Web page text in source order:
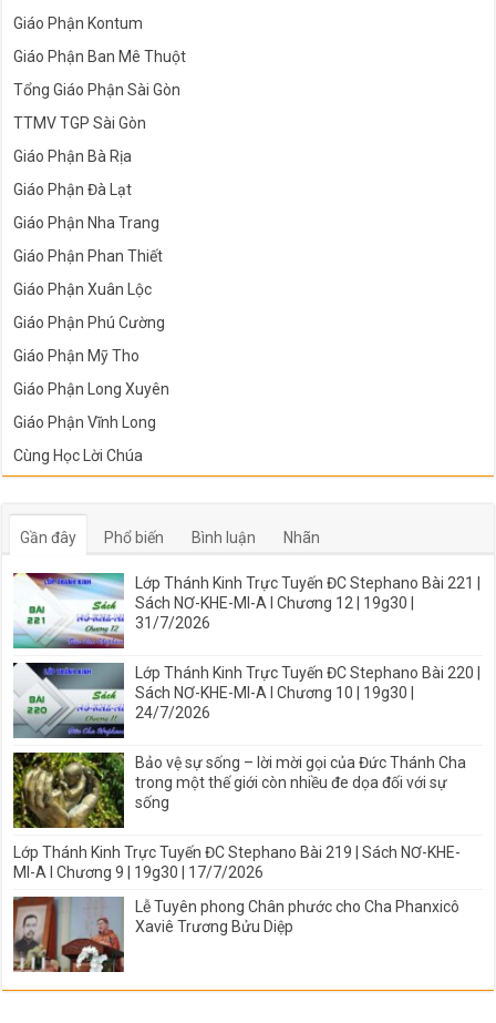
Giáo Phận Kontum
Giáo Phận Ban Mê Thuột
Tổng Giáo Phận Sài Gòn
TTMV TGP Sài Gòn
Giáo Phận Bà Rịa
Giáo Phận Đà Lạt
Giáo Phận Nha Trang
Giáo Phận Phan Thiết
Giáo Phận Xuân Lộc
Giáo Phận Phú Cường
Giáo Phận Mỹ Tho
Giáo Phận Long Xuyên
Giáo Phận Vĩnh Long
Cùng Học Lời Chúa
Gần đây Phổ biến Bình luận Nhãn
Lớp Thánh Kinh Trực Tuyến ĐC Stephano Bài 221 |
Sách NƠ-KHE-MI-A I Chương 12 | 19g30 |
31/7/2026
Lớp Thánh Kinh Trực Tuyến ĐC Stephano Bài 220 |
Sách NƠ-KHE-MI-A I Chương 10 | 19g30 |
24/7/2026
Bảo vệ sự sống – lời mời gọi của Đức Thánh Cha
trong một thế giới còn nhiều đe dọa đối với sự
sống
Lớp Thánh Kinh Trực Tuyến ĐC Stephano Bài 219 | Sách NƠ-KHE-
MI-A I Chương 9 | 19g30 | 17/7/2026
Lễ Tuyên phong Chân phước cho Cha Phanxicô
Xaviê Trương Bửu Diệp